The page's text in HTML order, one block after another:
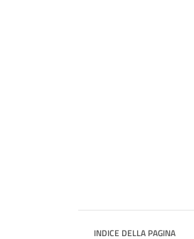
INDICE DELLA PAGINA